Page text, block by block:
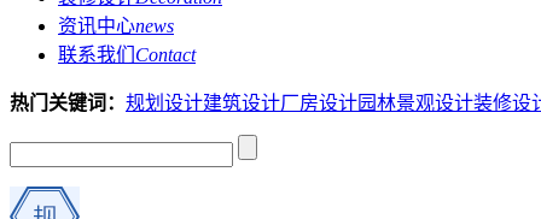
资讯中心news
联系我们 Contact
热门关键词： 规划设计建筑设计厂房设计园林景观设计装修设